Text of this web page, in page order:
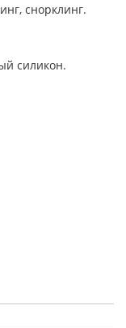
снорклинг.
силикон.